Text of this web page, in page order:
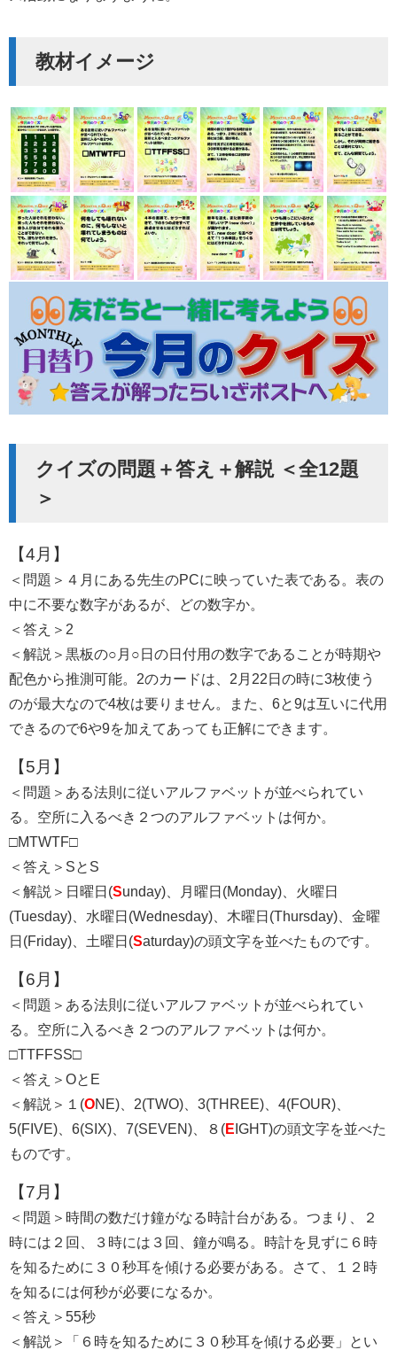
教材イメージ
クイズの問題＋答え＋解説 ＜全12題
＞
【4月】
＜問題＞４月にある先生のPCに映っていた表である。表の
中に不要な数字があるが、どの数字か。
＜答え＞2
＜解説＞黒板の○月○日の日付用の数字であることが時期や
配色から推測可能。2のカードは、2月22日の時に3枚使う
のが最大なので4枚は要りません。また、6と9は互いに代用
できるので6や9を加えてあっても正解にできます。
【5月】
＜問題＞ある法則に従いアルファベットが並べられてい
る。空所に入るべき２つのアルファベットは何か。
□MTWTF□
＜答え＞SとS
＜解説＞日曜日(Sunday)、月曜日(Monday)、火曜日
(Tuesday)、水曜日(Wednesday)、木曜日(Thursday)、金曜
日(Friday)、土曜日(Saturday)の頭文字を並べたものです。
【6月】
＜問題＞ある法則に従いアルファベットが並べられてい
る。空所に入るべき２つのアルファベットは何か。
□TTFFSS□
＜答え＞OとE
＜解説＞１(ONE)、2(TWO)、3(THREE)、4(FOUR)、
5(FIVE)、6(SIX)、7(SEVEN)、８(E IGHT)の頭文字を並べた
ものです。
【7月】
＜問題＞時間の数だけ鐘がなる時計台がある。つまり、２
時には２回、３時には３回、鐘が鳴る。時計を見ずに６時
を知るために３０秒耳を傾ける必要がある。さて、１２時
を知るには何秒が必要になるか。
＜答え＞55秒
＜解説＞「６時を知るために３０秒耳を傾ける必要」とい